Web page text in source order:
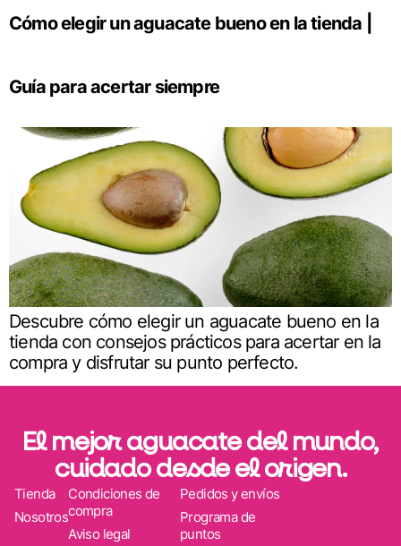
Cómo elegir un aguacate bueno en la tienda |
Guía para acertar siempre
Descubre cómo elegir un aguacate bueno en la
tienda con consejos prácticos para acertar en la
compra y disfrutar su punto perfecto.
El mejor aguacate del mundo,
cuidado desde el origen.
Tienda
Nosotros
Pedidos y envíos
Programa de
puntos
Condiciones de
compra
Aviso legal